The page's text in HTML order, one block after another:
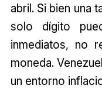
abril. Si bien una
solo dígito
inmediatos, no
moneda.
un entorno